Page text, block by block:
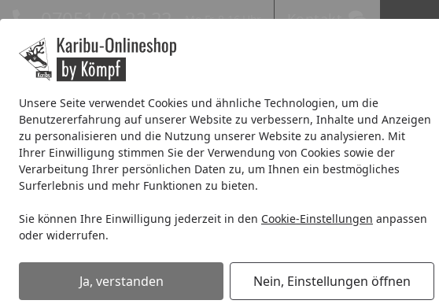
Unsere Seite verwendet Cookies und ähnliche Technologien, um die
Benutzererfahrung auf unserer Website zu verbessern, Inhalte und Anzeigen
zu personalisieren und die Nutzung unserer Website zu analysieren. Mit
Ihrer Einwilligung stimmen Sie der Verwendung von Cookies sowie der
Verarbeitung Ihrer persönlichen Daten zu, um Ihnen ein bestmögliches
Surferlebnis und mehr Funktionen zu bieten.
Sie können Ihre Einwilligung jederzeit in den Cookie-Einstellungen anpassen
oder widerrufen.
Ja, verstanden Nein, Einstellungen öffnen
Eigene Montage-Teams
07051 / 9 22 22 Mo-Fr. 8-16 Uhr Kontakt
Systemhaus Blockbohlenhaus Gartenhäuser Expresslieferung
Wellness % Sale %
Startseite
Gibt es Expresszustellung?
Antworten zu den Themen
Bestellung
Kann ich